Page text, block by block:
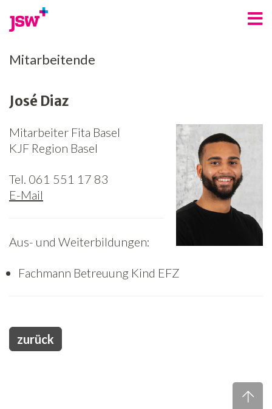
Angebote
Über uns
Spenden
Kontakt
News
Newsletter
Mitarbeitende
José Diaz
Mitarbeiter Fita Basel
KJF Region Basel
Tel. 061 551 17 83
E-Mail
Aus- und Weiterbildungen:
Fachmann Betreuung Kind EFZ
zurück